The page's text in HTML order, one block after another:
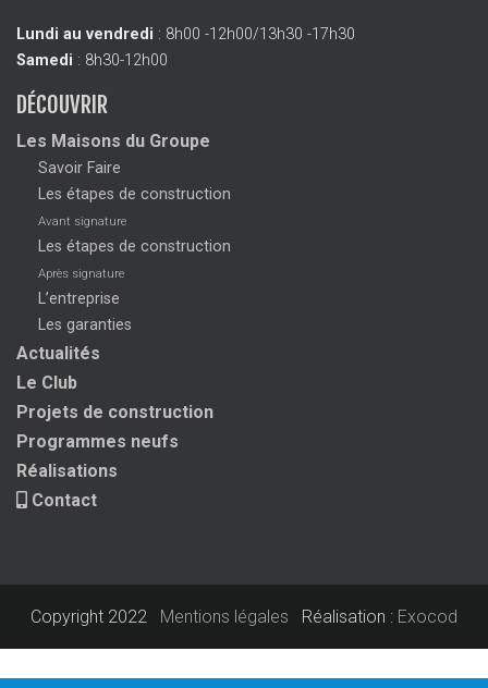
Lundi au vendredi : 8h00 -12h00/13h30 -17h30
Samedi : 8h30-12h00
DÉCOUVRIR
Les Maisons du Groupe
Savoir Faire
Les étapes de construction
Avant signature
Les étapes de construction
Après signature
L’entreprise
Les garanties
Actualités
Le Club
Projets de construction
Programmes neufs
Réalisations
Contact
Copyright 2022 Mentions légales Réalisation : Exocod